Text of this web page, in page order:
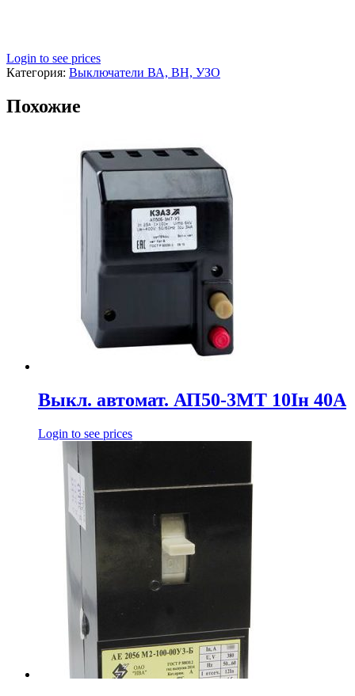
Login to see prices
Категория: Выключатели ВА, ВН, УЗО
Похожие
Выкл. автомат. АП50-3МТ 10Iн 40А
Login to see prices